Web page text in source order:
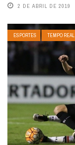
2 DE ABRIL DE 2019
ESPORTES TEMPO REAL